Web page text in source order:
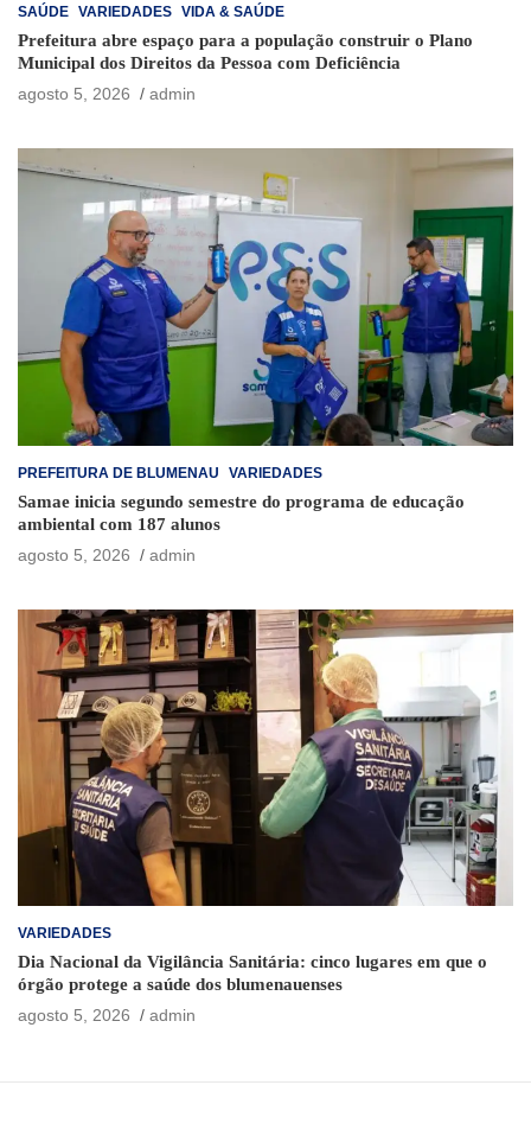
SAÚDE VARIEDADES VIDA & SAÚDE
Prefeitura abre espaço para a população construir o Plano
Municipal dos Direitos da Pessoa com Deficiência
agosto 5, 2026
admin
PREFEITURA DE BLUMENAU VARIEDADES
Samae inicia segundo semestre do programa de educação
ambiental com 187 alunos
agosto 5, 2026
admin
VARIEDADES
Dia Nacional da Vigilância Sanitária: cinco lugares em que o
órgão protege a saúde dos blumenauenses
agosto 5, 2026
admin